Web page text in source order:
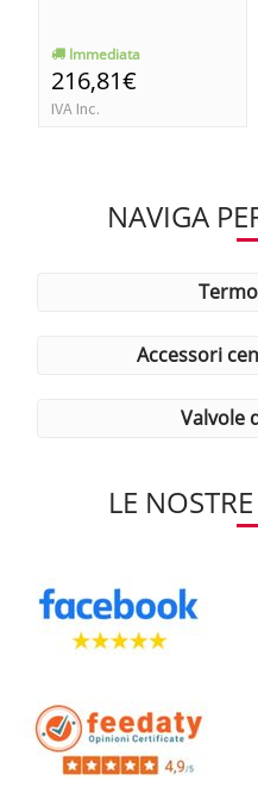
Immediata
216,81€
IVA Inc.
NAVIGA
accessori
valvole
LE